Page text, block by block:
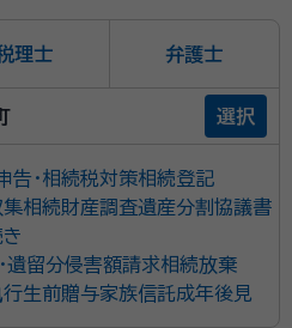
理士 弁護士
選択
告・相続税対策相続登記
集相続財産調査遺産分割協議書
遺留分侵害額請求相続放棄
行生前贈与家族信託成年後見